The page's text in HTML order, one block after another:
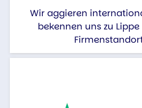
Wir aggieren
bekennen uns zu